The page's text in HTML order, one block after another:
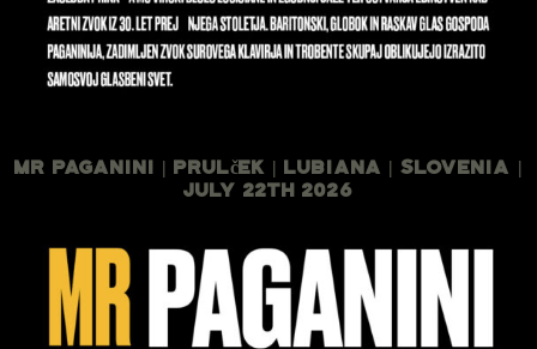
Mr Paganini | Prulček | Lubiana | Slovenia |
July 22th 2026